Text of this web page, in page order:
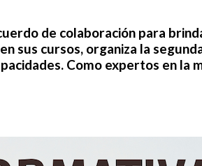
de colaboración para
sus cursos, organiza la
Como expertos en la